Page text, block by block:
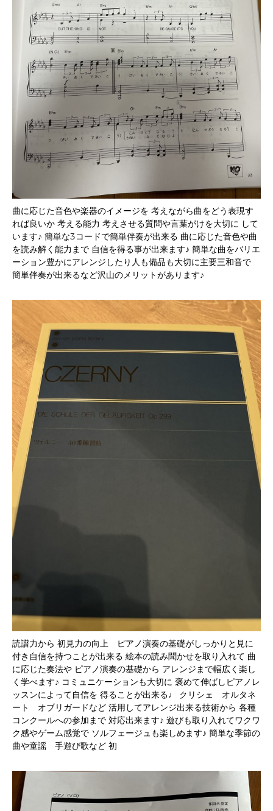
曲に応じた音色や楽器のイメージを 考えながら曲をどう表現す
れば良いか 考える能力 考えさせる質問や言葉がけを大切に して
います♪ 簡単な3コードで簡単伴奏が出来る 曲に応じた音色や曲
を読み解く能力まで 自信を得る事が出来ます♪ 簡単な曲をバリエ
ーション豊かにアレンジしたり人も備品も大切に主要三和音で
簡単伴奏が出来るなど沢山のメリットがあります♪
読譜力から 初見力の向上 ピアノ演奏の基礎がしっかりと見に
付き自信を持つことが出来る 絵本の読み聞かせを取り入れて 曲
に応じた奏法や ピアノ演奏の基礎から アレンジまで幅広く楽し
く学べます♪ コミュニケーションも大切に 褒めて伸ばしピアノレ
ッスンによって自信を 得ることが出来る♩ クリシェ オルタネ
ート オブリガードなど 活用してアレンジ出来る技術から 各種
コンクールへの参加まで 対応出来ます♪ 遊びも取り入れてワクワ
ク感やゲーム感覚で ソルフェージュも楽しめます♪ 簡単な季節の
曲や童謡 手遊び歌など 初